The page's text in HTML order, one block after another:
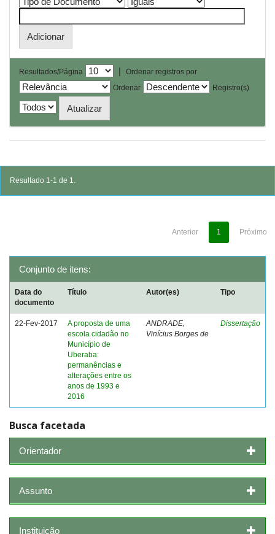
Resultados/Página |
Ordenar registros por
Ordenar
Registro(s)
Resultado 1-1 de 1.
Anterior 1 Próximo
Conjunto de itens:
Data do
documento
Título Autor(es) Tipo
22-Fev-2017
A proposta de uma
escola cidadão no
Município de
Uberaba:
permanências e
alterações entre os
anos de 1993 e
2016
ANDRADE,
Vinícius Borges de
Dissertação
Busca facetada
Orientador
Assunto
Instituição